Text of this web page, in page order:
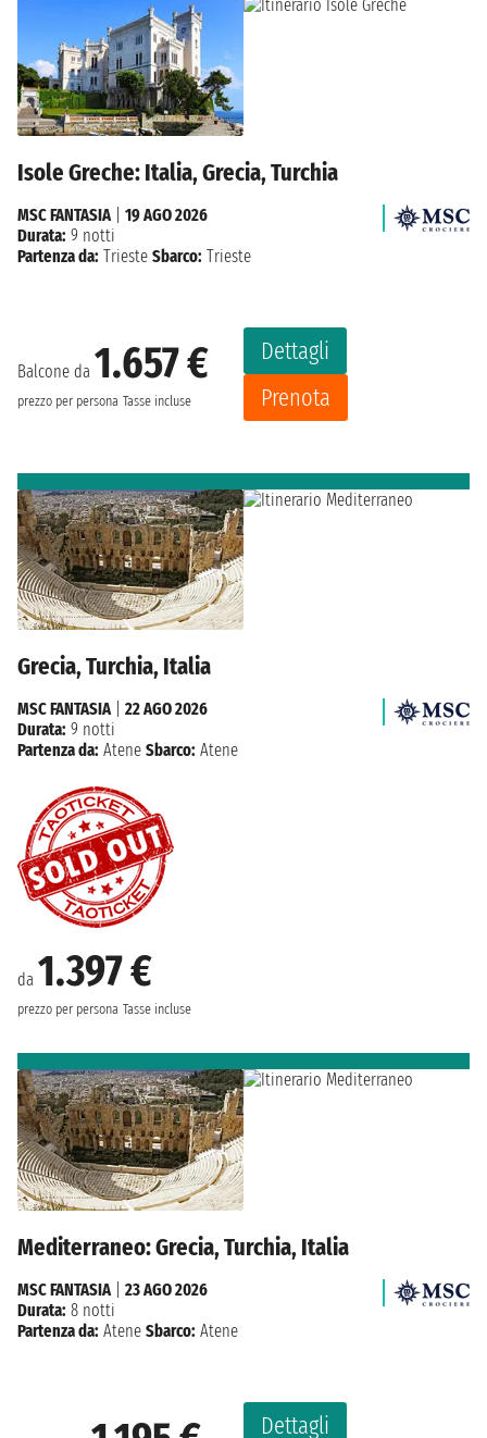
Isole Greche: Italia, Grecia, Turchia
Balcone da 1.657 €
prezzo per persona Tasse incluse
Dettagli
Prenota
MSC FANTASIA| 19 AGO 2026
Durata: 9 notti
Partenza da: Trieste Sbarco: Trieste
Grecia, Turchia, Italia
da 1.397 €
prezzo per persona Tasse incluse
MSC FANTASIA| 22 AGO 2026
Durata: 9 notti
Partenza da: Atene Sbarco: Atene
Mediterraneo: Grecia, Turchia, Italia
Dettagli
MSC FANTASIA| 23 AGO 2026
Durata: 8 notti
Partenza da: Atene Sbarco: Atene